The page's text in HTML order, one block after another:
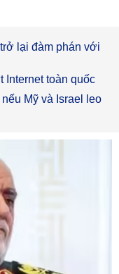
lại đàm phán với
Internet toàn quốc
Mỹ và Israel leo